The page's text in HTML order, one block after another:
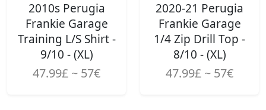
2010s Perugia
Frankie Garage
Training L/S Shirt -
9/10 - (XL)
47.99£ ~ 57€
2020-21 Perugia
Frankie Garage
1/4 Zip Drill Top -
8/10 - (XL)
47.99£ ~ 57€